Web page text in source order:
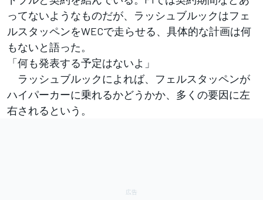
ってないようなものだが、ラッシュブルックはフェ
ルスタッペンをWECで走らせる、具体的な計画は何
もないと語った。
「何も発表する予定はないよ」
ラッシュブルックによれば、フェルスタッペンが
ハイパーカーに乗れるかどうかか、多くの要因に左
右されるという。